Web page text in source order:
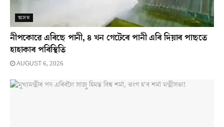
অসম
নীপকোৱে এৰিছে পানী, ৪ খন গেটেৰে পানী এৰি দিয়াৰ পাছতে
হাহাকাৰ পৰিস্থিতি
AUGUST 6, 2026